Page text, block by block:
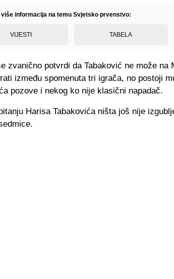
informacija na temu Svjetsko prvenstvo:
VIJESTI TABELA
zvanično potvrdi da Tabaković ne može na
između spomenuta tri igrača, no postoji
pozove i nekog ko nije klasični napadač.
Harisa Tabakovića ništa još nije